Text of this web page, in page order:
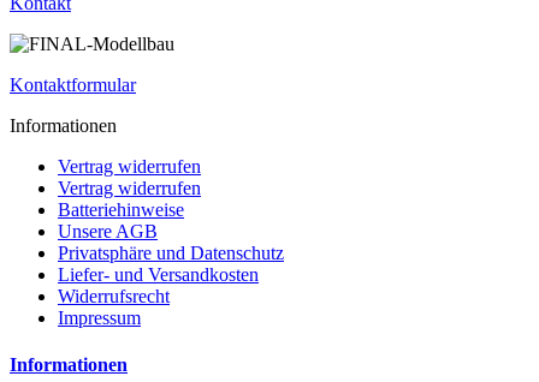
Kontaktformular
Informationen
Vertrag widerrufen
Vertrag widerrufen
Batteriehinweise
Unsere AGB
Privatsphäre und Datenschutz
Liefer- und Versandkosten
Widerrufsrecht
Impressum
Informationen